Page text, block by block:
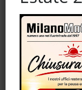
Autoradio
Boardcomputer
Bracciolo
Cerchi in lega
Chiusura
Chiusura